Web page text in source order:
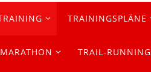
TRAININGSPLÄNE
MARATHON TRAIL-RUNNING